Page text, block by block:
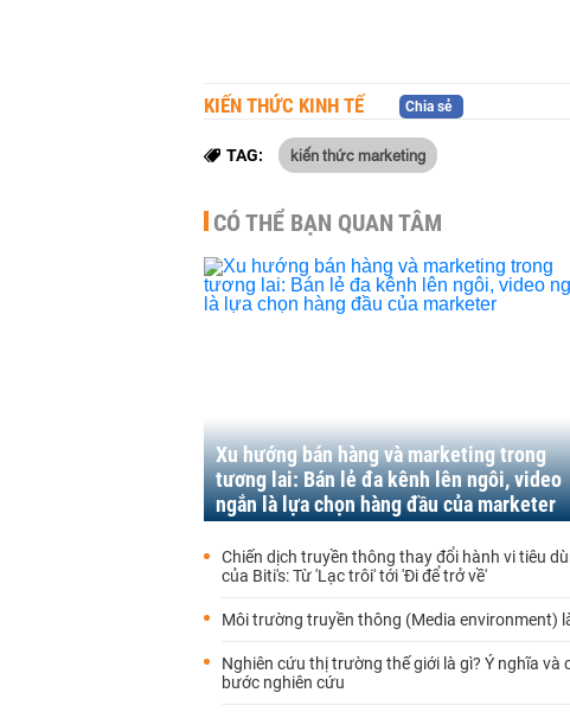
KIẾN THỨC KINH TẾ Chia sẻ
TAG: kiến thức marketing
CÓ THỂ BẠN QUAN TÂM
Xu hướng bán hàng và marketing trong
tương lai: Bán lẻ đa kênh lên ngôi, video
ngắn là lựa chọn hàng đầu của marketer
Chiến dịch truyền thông thay đổi hành vi tiêu
của Biti's: Từ 'Lạc trôi' tới 'Đi để trở về'
Môi trường truyền thông (Media environment)
Nghiên cứu thị trường thế giới là gì? Ý nghĩa và
bước nghiên cứu